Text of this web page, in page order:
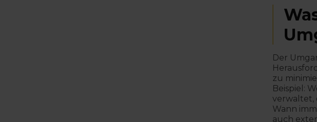
Der
zu
Beispiel:
verwaltet,
Wann
auch